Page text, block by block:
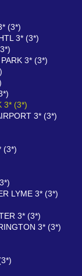
(3*)
3* (3*)
3* (3*)
3* (3*)
3* (3*)
(3*)
LYME 3* (3*)
3* (3*)
3* (3*)